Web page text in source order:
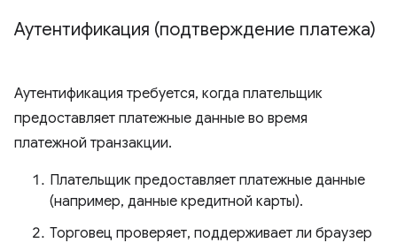
Аутентификация (подтверждение платежа)
Аутентификация требуется, когда плательщик
предоставляет платежные данные во время
платежной транзакции.
Плательщик предоставляет платежные данные
(например, данные кредитной карты).
Торговец проверяет, поддерживает ли браузер